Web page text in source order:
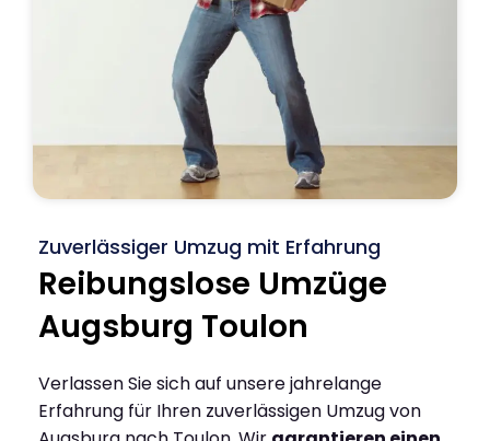
Zuverlässiger Umzug mit Erfahrung
Reibungslose Umzüge
Augsburg Toulon
Verlassen Sie sich auf unsere jahrelange
Erfahrung für Ihren zuverlässigen Umzug von